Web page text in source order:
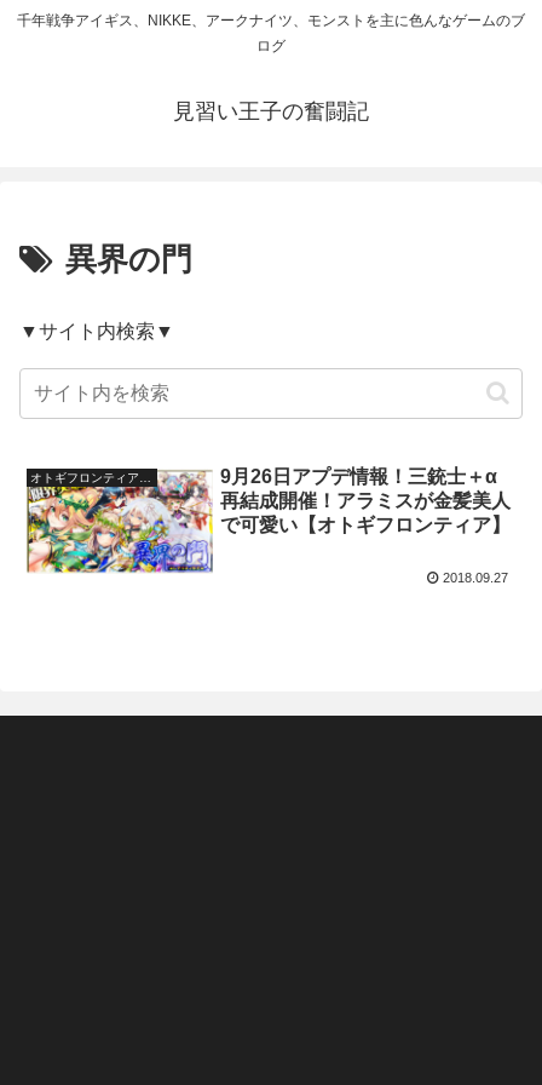
千年戦争アイギス、NIKKE、アークナイツ、モンストを主に色んなゲームのブ
ログ
見習い王子の奮闘記
異界の門
▼サイト内検索▼
オトギフロンティア（オトフロ）
9月26日アプデ情報！三銃士＋α
再結成開催！アラミスが金髪美人
で可愛い【オトギフロンティア】
2018.09.27